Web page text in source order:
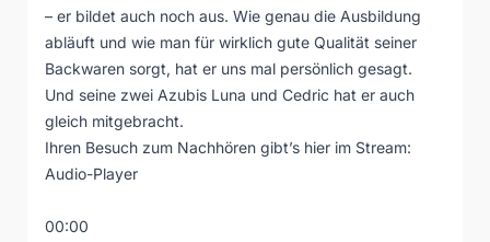
– er bildet auch noch aus. Wie genau die Ausbildung
abläuft und wie man für wirklich gute Qualität seiner
Backwaren sorgt, hat er uns mal persönlich gesagt.
Und seine zwei Azubis Luna und Cedric hat er auch
gleich mitgebracht.
Ihren Besuch zum Nachhören gibt’s hier im Stream:
Audio-Player
00:00